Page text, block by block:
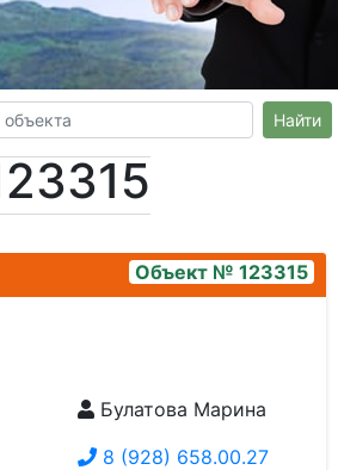
Найти
Объект № 123315
Булатова Марина
8 (928) 658.00.27